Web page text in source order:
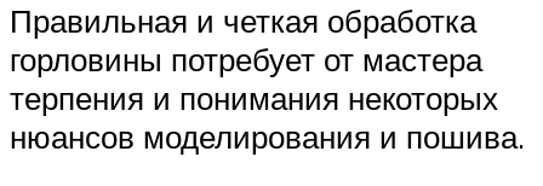
Правильная и четкая обработка
горловины потребует от мастера
терпения и понимания некоторых
нюансов моделирования и пошива.